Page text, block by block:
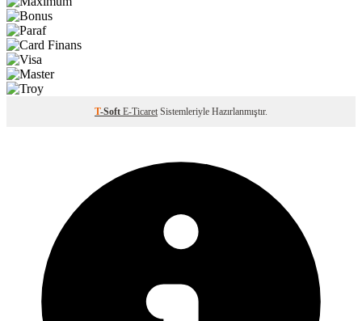
T-Soft E-Ticaret Sistemleriyle Hazırlanmıştır.